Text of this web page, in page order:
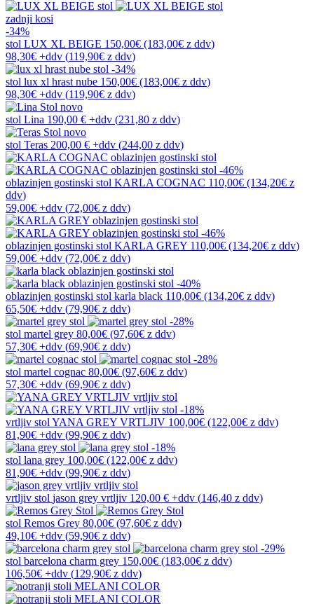
zadnji kosi
-34%
stol LUX XL BEIGE 150,00€ (183,00€ z ddv)
98,30€ +ddv (119,90€ z ddv)
-34%
stol lux xl hrast nube 150,00€ (183,00€ z ddv)
98,30€ +ddv (119,90€ z ddv)
novo
stol Lina 190,00 € +ddv (231,80 z ddv)
novo
stol Teras 200,00 € +ddv (244,00 z ddv)
-46%
oblazinjen gostinski stol KARLA COGNAC 110,00€ (134,20€ z
ddv)
59,00€ +ddv (72,00€ z ddv)
-46%
oblazinjen gostinski stol KARLA GREY 110,00€ (134,20€ z ddv)
59,00€ +ddv (72,00€ z ddv)
-40%
oblazinjen gostinski stol karla black 110,00€ (134,20€ z ddv)
65,50€ +ddv (79,90€ z ddv)
-28%
stol martel grey 80,00€ (97,60€ z ddv)
57,30€ +ddv (69,90€ z ddv)
-28%
stol martel cognac 80,00€ (97,60€ z ddv)
57,30€ +ddv (69,90€ z ddv)
-18%
vrtljiv stol YANA GREY VRTLJIV 100,00€ (122,00€ z ddv)
81,90€ +ddv (99,90€ z ddv)
-18%
stol lana grey 100,00€ (122,00€ z ddv)
81,90€ +ddv (99,90€ z ddv)
vrtljiv stol jason grey vrtljiv 120,00 € +ddv (146,40 z ddv)
stol Remos Grey 80,00€ (97,60€ z ddv)
49,10€ +ddv (59,90€ z ddv)
-29%
stol barcelona charm grey 150,00€ (183,00€ z ddv)
106,50€ +ddv (129,90€ z ddv)